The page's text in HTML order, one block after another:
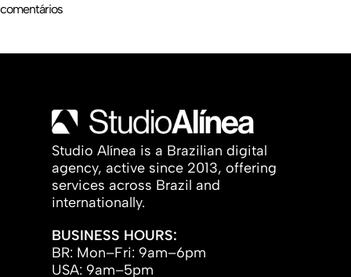
comentários
Studio Alínea is a Brazilian digital
agency, active since 2013, offering
services across Brazil and
internationally.
BUSINESS HOURS:
BR: Mon–Fri: 9am–6pm
USA: 9am–5pm